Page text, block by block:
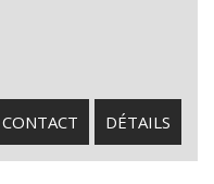
CONTACT DÉTAILS